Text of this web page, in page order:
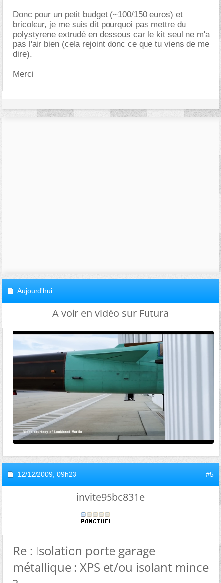
Donc pour un petit budget (~100/150 euros) et
bricoleur, je me suis dit pourquoi pas mettre du
polystyrene extrudé en dessous car le kit seul ne m'a
pas l'air bien (cela rejoint donc ce que tu viens de me
dire).
Merci
Aujourd'hui
A voir en vidéo sur Futura
12/12/2009, 09h23 #5
invite95bc831e
Re : Isolation porte garage
métallique : XPS et/ou isolant mince